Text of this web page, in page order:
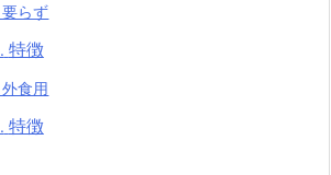
らず
特徴
食用
特徴